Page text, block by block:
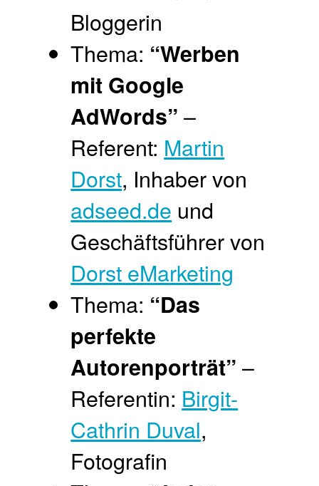
Bloggerin
Thema: “Werben
mit Google
AdWords” –
Referent: Martin
Dorst, Inhaber von
adseed.de und
Geschäftsführer von
Dorst eMarketing
Thema: “Das
perfekte
Autorenporträt” –
Referentin: Birgit-
Cathrin Duval,
Fotografin